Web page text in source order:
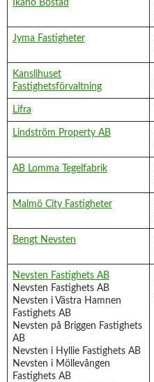
Ikano Bostad
Jyma Fastigheter
Kanslihuset
Fastighetsförvaltning
Lifra
Lindström Property AB
AB Lomma Tegelfabrik
Malmö City Fastigheter
Bengt Nevsten
Nevsten Fastighets AB
Nevsten Fastighets AB
Nevsten i Västra Hamnen
Fastighets AB
Nevsten på Briggen Fastighets
AB
Nevsten i Hyllie Fastighets AB
Nevsten i Möllevången
Fastighets AB